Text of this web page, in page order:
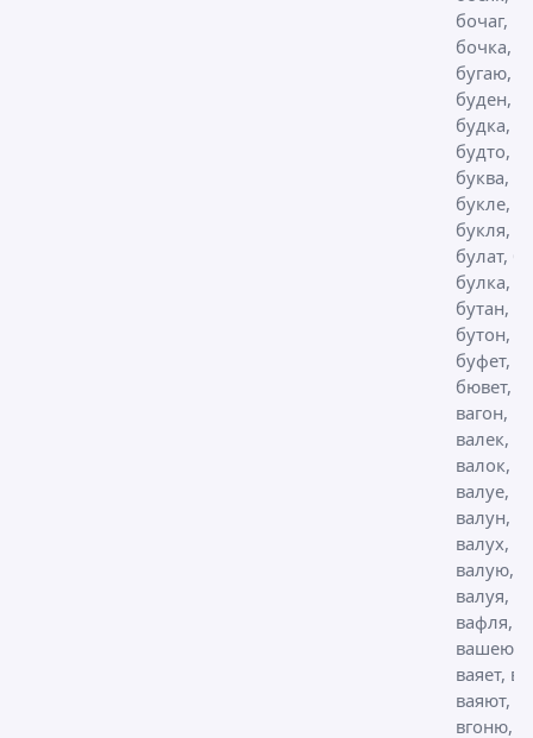
бочаг,
бочка,
бугаю,
буден,
будка,
будто,
буква,
букле,
букля,
булат,
булка,
бутан,
бутон,
буфет,
бювет,
вагон,
валек,
валок,
валуе,
валун,
валух,
валую,
валуя,
вафля,
вашею,
ваяет,
ваяют,
вгоню,